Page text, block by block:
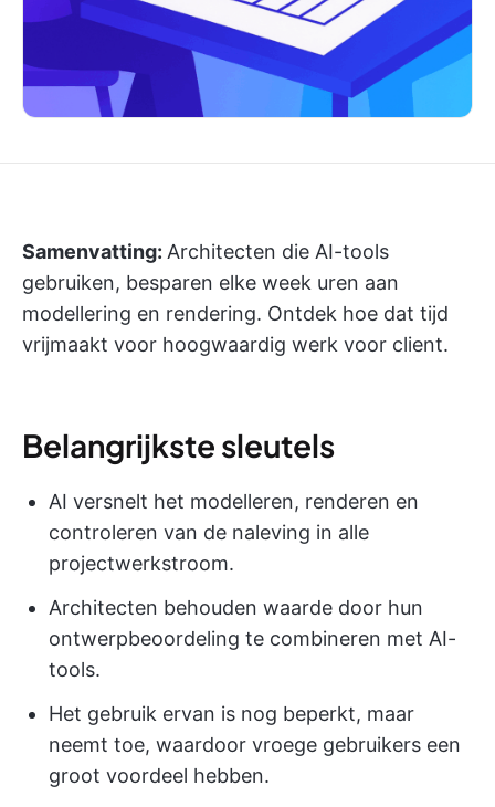
Samenvatting: Architecten die AI-tools
gebruiken, besparen elke week uren aan
modellering en rendering. Ontdek hoe dat tijd
vrijmaakt voor hoogwaardig werk voor client.
Belangrijkste sleutels
AI versnelt het modelleren, renderen en
controleren van de naleving in alle
projectwerkstroom.
Architecten behouden waarde door hun
ontwerpbeoordeling te combineren met AI-
tools.
Het gebruik ervan is nog beperkt, maar
neemt toe, waardoor vroege gebruikers een
groot voordeel hebben.